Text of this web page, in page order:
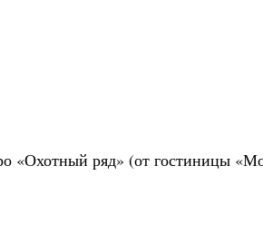
«Охотный ряд» (от гостиницы